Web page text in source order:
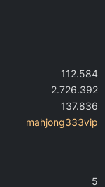
112.584
2.726.392
137.836
mahjong333vip
5